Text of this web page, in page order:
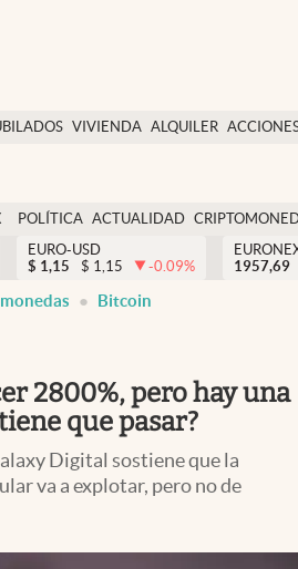
VIVIENDA ALQUILER
USA
POLÍTICA ACTUALIDAD
EURO-USD
$ 1,15 $ 1,15 -0.09%
1957,69
Bitcoin
2800%, pero hay una
que pasar?
Digital sostiene que la
va a explotar, pero no de